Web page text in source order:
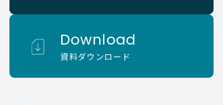
Download
資料ダウンロード